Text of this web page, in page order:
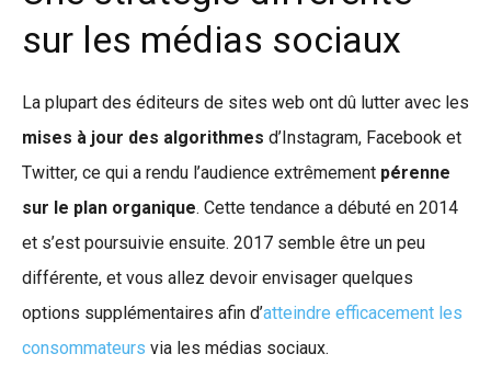
sur les médias sociaux
La plupart des éditeurs de sites web ont dû lutter avec les
mises à jour des algorithmes d’Instagram, Facebook et
Twitter, ce qui a rendu l’audience extrêmement pérenne
sur le plan organique. Cette tendance a débuté en 2014
et s’est poursuivie ensuite. 2017 semble être un peu
différente, et vous allez devoir envisager quelques
options supplémentaires afin d’atteindre efficacement les
consommateurs via les médias sociaux.